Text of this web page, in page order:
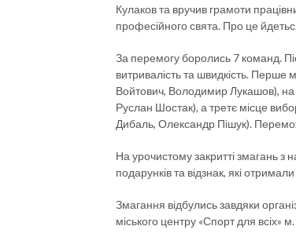
Кулаков та вручив грамоти
професійного свята. Про це
За перемогу боролись 7 команд.
витривалість та швидкість. Перше
Войтович, Володимир Лукашов), на
Руслан Шостак), а третє місце
Дибаль, Олександр Пішук).
На урочистому закритті змагань з
подарунків та відзнак, які
Змагання відбулись завдяки
міського центру «Спорт для всіх»